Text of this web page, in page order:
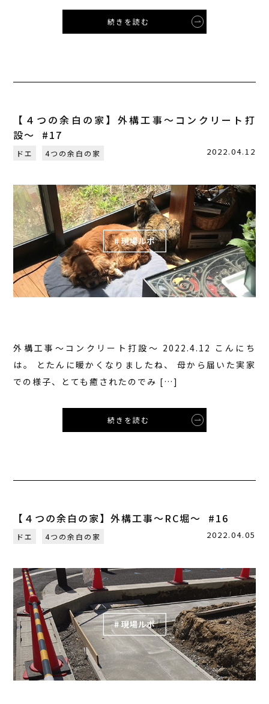
続きを読む
【４つの余白の家】外構工事〜コンクリート打
設〜 #17
ドエ 4つの余白の家 2022.04.12
外構工事〜コンクリート打設〜 2022.4.12 こんにち
は。 とたんに暖かくなりましたね、 母から届いた実家
での様子、とても癒されたのでみ […]
続きを読む
【４つの余白の家】外構工事〜RC堀〜 #16
ドエ 4つの余白の家 2022.04.05